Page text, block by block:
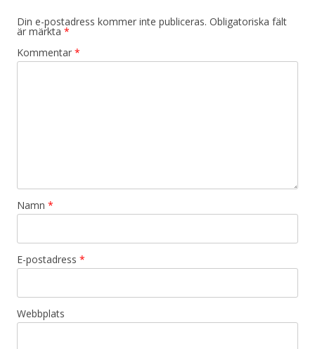
Din e-postadress kommer inte publiceras. Obligatoriska fält
är märkta *
Kommentar *
Namn *
E-postadress *
Webbplats